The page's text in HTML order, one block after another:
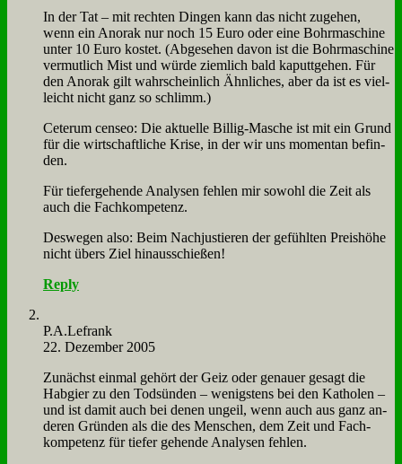
In der Tat – mit rech­ten Din­gen kann das nicht zu­ge­hen,
wenn ein Ano­rak nur noch 15 Eu­ro oder ei­ne Bohr­ma­schi­ne
un­ter 10 Eu­ro ko­stet. (Ab­ge­se­hen da­von ist die Bohr­ma­schi­ne
ver­mut­lich Mist und wür­de ziem­lich bald ka­putt­ge­hen. Für
den Ano­rak gilt wahr­schein­lich Ähn­li­ches, aber da ist es viel­
leicht nicht ganz so schlimm.)
Ce­ter­um cen­seo: Die ak­tu­el­le Bil­lig-Ma­sche ist mit ein Grund
für die wirt­schaft­li­che Kri­se, in der wir uns mo­men­tan be­fin­
den.
Für tie­fer­ge­hen­de Ana­ly­sen feh­len mir so­wohl die Zeit als
auch die Fach­kom­pe­tenz.
Des­we­gen al­so: Beim Nach­ju­stie­ren der ge­fühl­ten Preis­hö­he
nicht übers Ziel hin­aus­schie­ßen!
Reply
P.A.Lefrank
22. Dezember 2005
Zu­nächst ein­mal ge­hört der Geiz oder ge­nau­er ge­sagt die
Hab­gier zu den Tod­sün­den – we­nig­stens bei den Kat­ho­len –
und ist da­mit auch bei de­nen un­geil, wenn auch aus ganz an­
de­ren Grün­den als die des Men­schen, dem Zeit und Fach­
kom­pe­tenz für tie­fer ge­hen­de Ana­ly­sen feh­len.